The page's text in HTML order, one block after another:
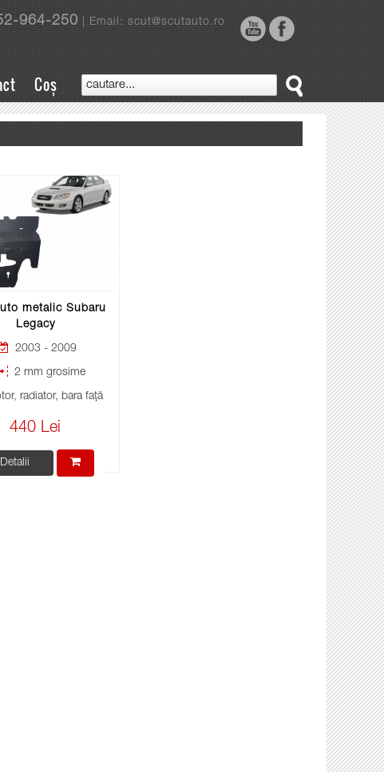
964-250| Email: scut@scutauto.ro
Coș
metalic Subaru
Legacy
2003 - 2009
2 mm grosime
radiator, bara față
440 Lei
Detalii